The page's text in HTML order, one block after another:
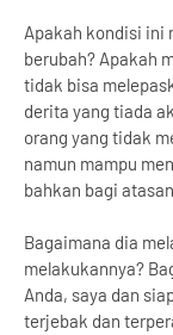
Apakah kondisi ini
berubah? Apakah
tidak bisa
derita yang tiada
orang yang tidak
namun mampu
bahkan bagi
Bagaimana dia
melakukannya?
Anda, saya dan
terjebak dan